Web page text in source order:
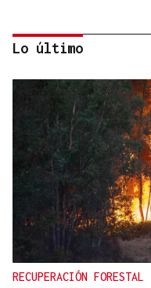
AUMENTA LA POBLACIÓN
La superpoblación
Ourense
Lo último
RECUPERACIÓN FORESTAL